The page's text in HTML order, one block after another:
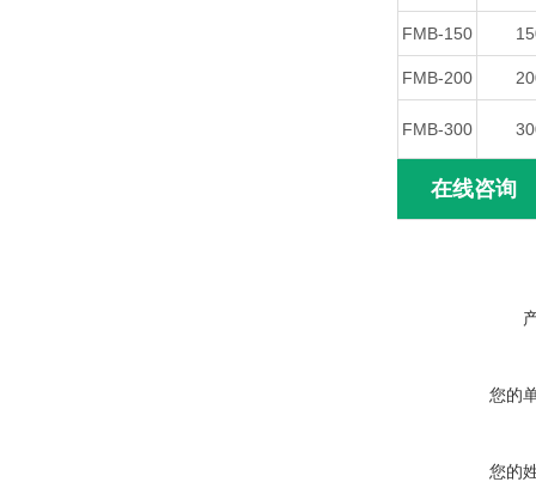
FMB-150
FMB-200
FMB-300
在线咨询
您的
您的